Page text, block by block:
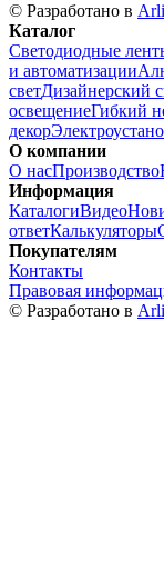
© Разработано в
Каталог
Светодиодные
и автоматизации
светДизайнерский
освещениеГибкий
декор
О компании
О насПроизводство
Информация
КаталогиВидео
ответКалькуляторы
Покупателям
Контакты
Правовая
© Разработано в